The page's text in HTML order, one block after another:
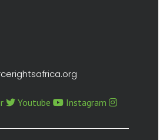
Youtube Instagram